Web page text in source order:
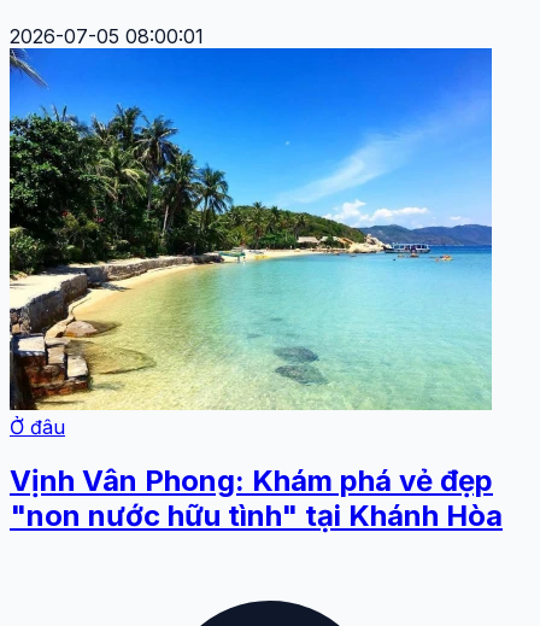
2026-07-05 08:00:01
Ở đâu
Vịnh Vân Phong: Khám phá vẻ đẹp
"non nước hữu tình" tại Khánh Hòa